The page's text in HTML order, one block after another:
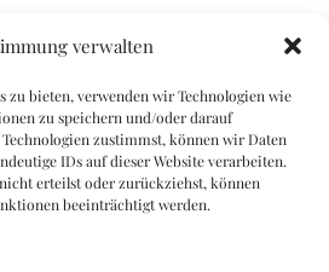
verwalten
zu bieten, verwenden wir Technologien wie
zu speichern und/oder darauf
zustimmst, können wir Daten
IDs auf dieser Website verarbeiten.
erteilst oder zurückziehst, können
beeinträchtigt werden.